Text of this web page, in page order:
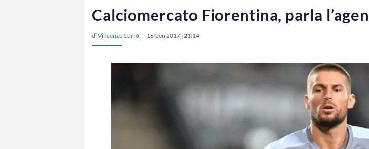
Calciomercato Fiorentina, parla
diVincenzo Currò 18 Gen 2017 | 21:14